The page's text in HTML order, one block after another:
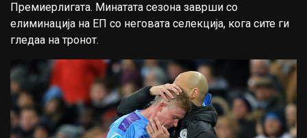
Премиерлигата. Минатата сезона заврши со
елиминација на ЕП со неговата селекција, кога сите ги
гледаа на тронот.